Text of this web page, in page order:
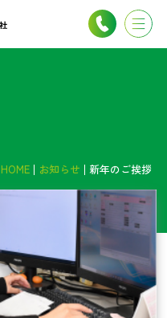
HOME お知らせ 新年のご挨拶